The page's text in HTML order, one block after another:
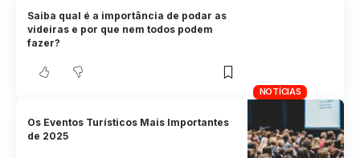
NOTÍCIAS
Saiba qual é a importância de podar as
videiras e por que nem todos podem
fazer?
Os Eventos Turísticos Mais Importantes
de 2025